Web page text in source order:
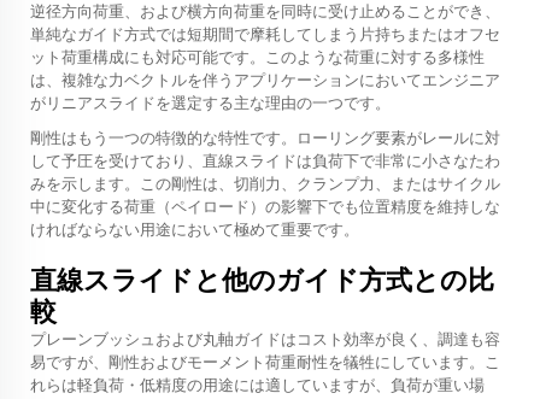
逆径方向荷重、および横方向荷重を同時に受け止めることができ、
単純なガイド方式では短期間で摩耗してしまう片持ちまたはオフセ
ット荷重構成にも対応可能です。このような荷重に対する多様性
は、複雑な力ベクトルを伴うアプリケーションにおいてエンジニア
がリニアスライドを選定する主な理由の一つです。
剛性はもう一つの特徴的な特性です。ローリング要素がレールに対
して予圧を受けており、直線スライドは負荷下で非常に小さなたわ
みを示します。この剛性は、切削力、クランプ力、またはサイクル
中に変化する荷重（ペイロード）の影響下でも位置精度を維持しな
ければならない用途において極めて重要です。
直線スライドと他のガイド方式との比
較
プレーンブッシュおよび丸軸ガイドはコスト効率が良く、調達も容
易ですが、剛性およびモーメント荷重耐性を犠牲にしています。こ
れらは軽負荷・低精度の用途には適していますが、負荷が重い場